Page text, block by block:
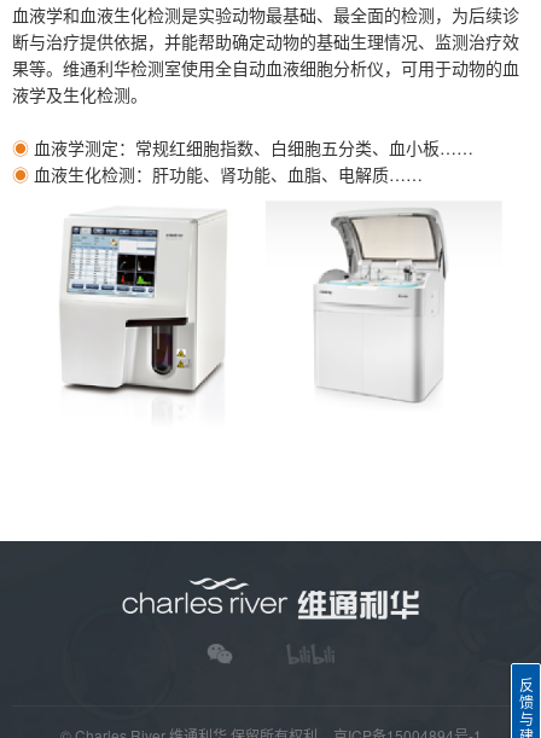
反
馈
与
血液学和血液生化检测是实验动物最基础、最全面的检测，为后续诊
断与治疗提供依据，并能帮助确定动物的基础生理情况、监测治疗效
果等。维通利华检测室使用全自动血液细胞分析仪，可用于动物的血
液学及生化检测。
◉ 血液学测定：常规红细胞指数、白细胞五分类、血小板……
◉ 血液生化检测：肝功能、肾功能、血脂、电解质……